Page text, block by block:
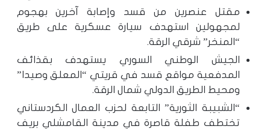
مقتل عنصرين من قسد وإصابة آخرين بهجوم
لمجهولين استهدف سيارة عسكرية على طريق
“المنخر” شرقي الرقة.
الجيش الوطني السوري يستهدف بقذائف
المدفعية مواقع قسد في قريتي “المعلق وصيدا”
ومحيط الطريق الدولي شمال الرقة.
“الشبيبة الثورية” التابعة لحزب العمال الكردستاني
تختطف طفلة قاصرة في مدينة القامشلي بريف